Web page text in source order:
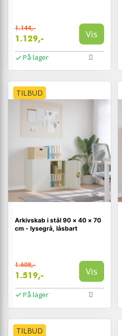
1.144,-
1.129,- Vis
På lager
TILBUD
Arkivskab i stål 90 × 40 × 70
cm - lysegrå, låsbart
1.608,-
1.519,- Vis
På lager
TILBUD